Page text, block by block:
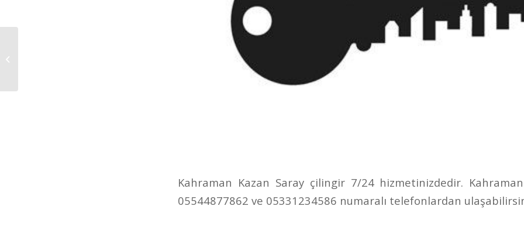
Kahraman Kazan Saray çilingir 7/24 hizmetinizdedir.
05544877862 ve 05331234586 numaralı telefonlardan